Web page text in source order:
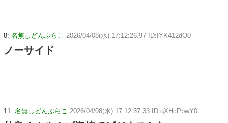
8: 名無しどんぶらこ 2026/04/08(水) 17:12:26.97 ID:IYK412dO0
ノーサイド
11: 名無しどんぶらこ 2026/04/08(水) 17:12:37.33 ID:qXHcPbwY0